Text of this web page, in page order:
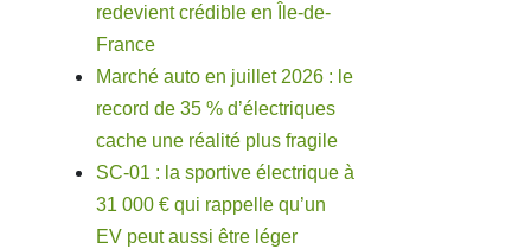
redevient crédible en Île-de-
France
Marché auto en juillet 2026 : le
record de 35 % d’électriques
cache une réalité plus fragile
SC-01 : la sportive électrique à
31 000 € qui rappelle qu’un
EV peut aussi être léger